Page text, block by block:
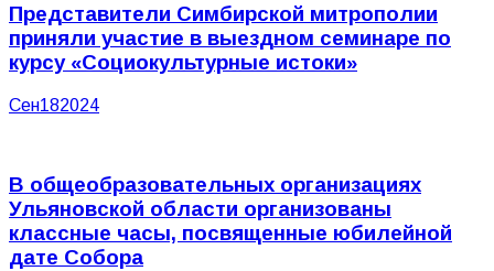
Представители Симбирской митрополии
приняли участие в выездном семинаре по
курсу «Социокультурные истоки»
Сен182024
В общеобразовательных организациях
Ульяновской области организованы
классные часы, посвященные юбилейной
дате Собора